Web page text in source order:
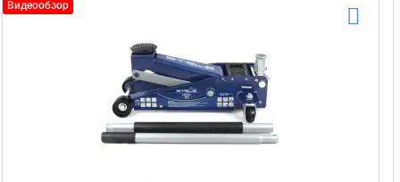
Видеообзор